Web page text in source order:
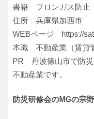
書籍 フロンガス防止
住所 兵庫県加西市
WEBページ https://
本職 不動産業（賃貸
PR 丹波篠山市で防災
不動産業です。
防災研修会のMGの宗